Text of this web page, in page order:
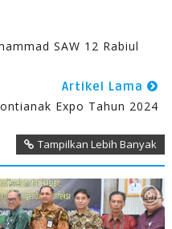
SAW 12 Rabiul
Artikel Lama
Expo Tahun 2024
Tampilkan Lebih Banyak